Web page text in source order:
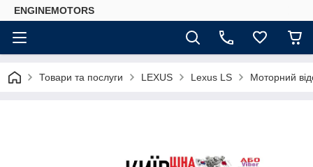
ENGINEMOTORS
Товари та послуги LEXUS Lexus LS Моторний